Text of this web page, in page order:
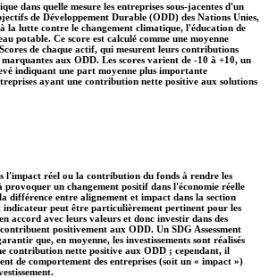
dans quelle mesure les entreprises sous-jacentes d'un
de Développement Durable (ODD) des Nations Unies,
à la lutte contre le changement climatique, l'éducation de
potable. Ce score est calculé comme une moyenne
de chaque actif, qui mesurent leurs contributions
aux ODD. Les scores varient de -10 à +10, un
indiquant une part moyenne plus importante
ayant une contribution nette positive aux solutions
l'impact réel ou la contribution du fonds à rendre les
provoquer un changement positif dans l'économie réelle
différence entre alignement et impact dans la section
indicateur peut être particulièrement pertinent pour les
accord avec leurs valeurs et donc investir dans des
positivement aux ODD. Un SDG Assessment
que, en moyenne, les investissements sont réalisés
contribution nette positive aux ODD ; cependant, il
de comportement des entreprises (soit un « impact »)